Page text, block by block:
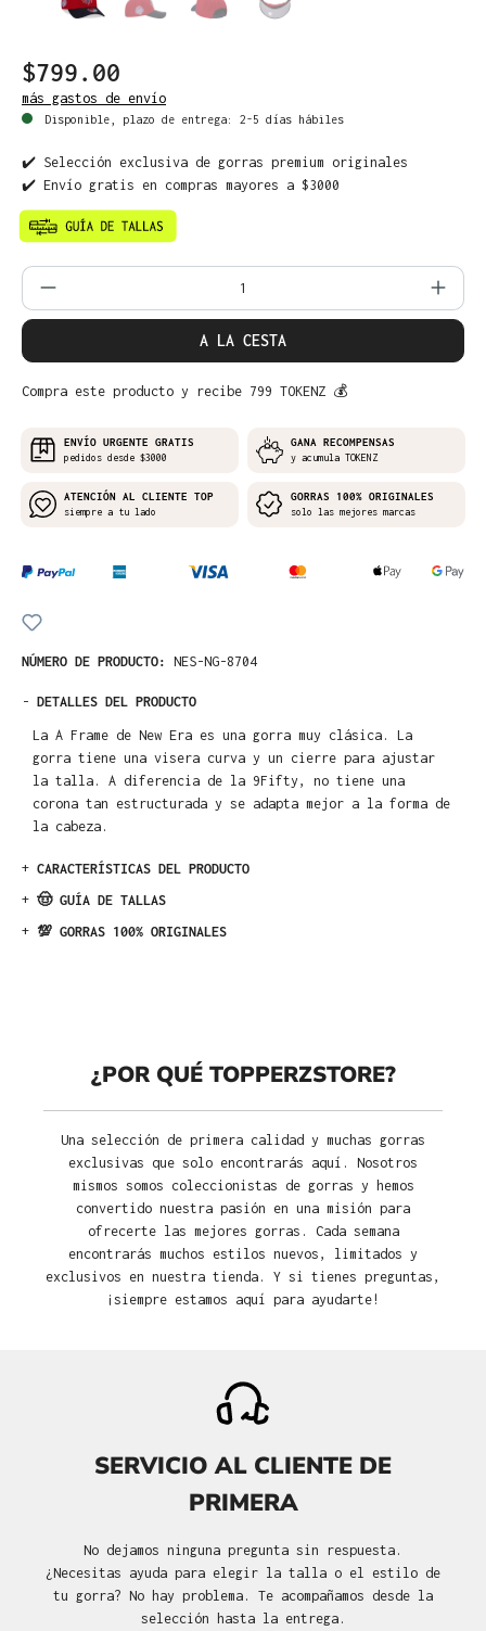
$799.00
más gastos de envío
Disponible, plazo de entrega: 2-5 días hábiles
✔️ Selección exclusiva de gorras premium originales
✔️ Envío gratis en compras mayores a $3000
Cantidad del producto: introduce la
A LA CESTA
Compra este producto y recibe 799 TOKENZ 💰
ENVÍO URGENTE GRATIS
pedidos desde $3000
GANA RECOMPENSAS
y acumula TOKENZ
ATENCIÓN AL CLIENTE TOP
siempre a tu lado
GORRAS 100% ORIGINALES
solo las mejores marcas
NÚMERO DE PRODUCTO: NES-NG-8704
- DETALLES DEL PRODUCTO
La A Frame de New Era es una gorra muy clásica. La
gorra tiene una visera curva y un cierre para ajustar
la talla. A diferencia de la 9Fifty, no tiene una
corona tan estructurada y se adapta mejor a la forma de
la cabeza.
+ CARACTERÍSTICAS DEL PRODUCTO
+ 🤠 GUÍA DE TALLAS
+ 💯 GORRAS 100% ORIGINALES
¿POR QUÉ TOPPERZSTORE?
Una selección de primera calidad y muchas gorras
exclusivas que solo encontrarás aquí. Nosotros
mismos somos coleccionistas de gorras y hemos
convertido nuestra pasión en una misión para
ofrecerte las mejores gorras. Cada semana
encontrarás muchos estilos nuevos, limitados y
exclusivos en nuestra tienda. Y si tienes preguntas,
¡siempre estamos aquí para ayudarte!
SERVICIO AL CLIENTE DE
PRIMERA
No dejamos ninguna pregunta sin respuesta.
¿Necesitas ayuda para elegir la talla o el estilo de
tu gorra? No hay problema. Te acompañamos desde la
selección hasta la entrega.